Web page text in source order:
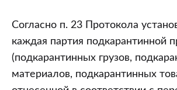
Согласно п. 23 Протокола
каждая партия подкарантинной
(подкарантинных грузов,
материалов, подкарантинных